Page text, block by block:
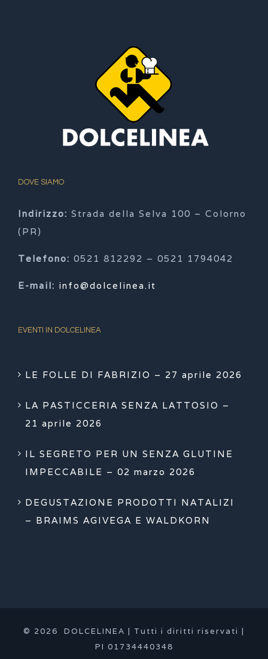
DOVE SIAMO
Indirizzo: Strada della Selva 100 – Colorno
(PR)
Telefono: 0521 812292 – 0521 1794042
E-mail: info@dolcelinea.it
EVENTI IN DOLCELINEA
LE FOLLE DI FABRIZIO – 27 aprile 2026
LA PASTICCERIA SENZA LATTOSIO –
21 aprile 2026
IL SEGRETO PER UN SENZA GLUTINE
IMPECCABILE – 02 marzo 2026
DEGUSTAZIONE PRODOTTI NATALIZI
– BRAIMS AGIVEGA E WALDKORN
© 2026 DOLCELINEA | Tutti i diritti riservati |
PI 01734440348